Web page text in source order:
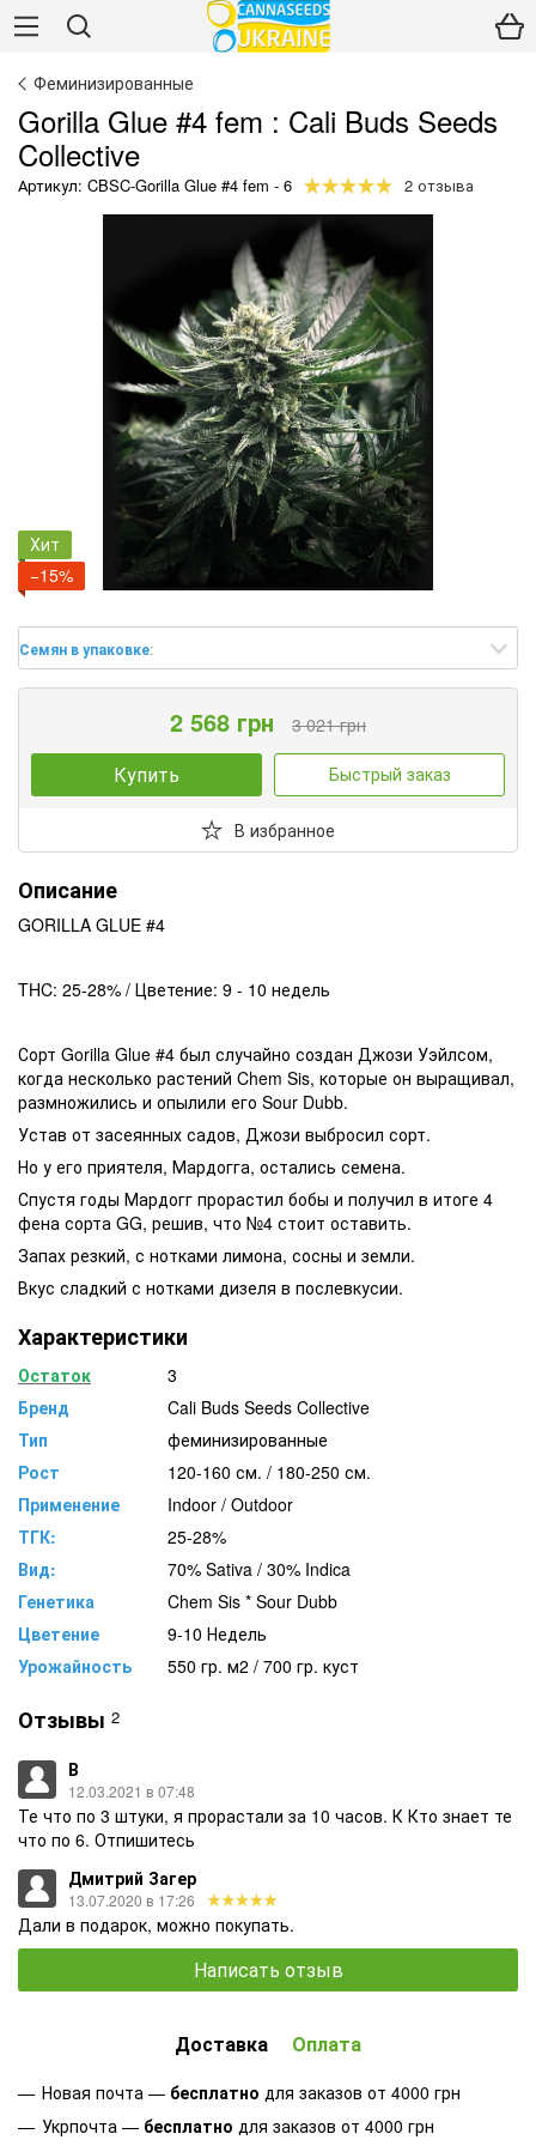
Феминизированные
Gorilla Glue #4 fem : Cali Buds Seeds
Collective
Артикул: CBSC-Gorilla Glue #4 fem - 6 2 отзыва
Хит
−15%
Семян в упаковке:
2 568 грн 3 021 грн
Купить Быстрый заказ
В избранное
Описание
GORILLA GLUE #4
THC: 25-28% / Цветение: 9 - 10 недель
Сорт Gorilla Glue #4 был случайно создан Джози Уэйлсом,
когда несколько растений Chem Sis, которые он выращивал,
размножились и опылили его Sour Dubb.
Устав от засеянных садов, Джози выбросил сорт.
Но у его приятеля, Мардогга, остались семена.
Спустя годы Мардогг прорастил бобы и получил в итоге 4
фена сорта GG, решив, что №4 стоит оставить.
Запах резкий, с нотками лимона, сосны и земли.
Вкус сладкий с нотками дизеля в послевкусии.
Характеристики
Остаток
3
Бренд
Cali Buds Seeds Collective
Тип
феминизированные
Рост
120-160 см. / 180-250 см.
Применение
Indoor / Outdoor
ТГК:
25-28%
Вид:
70% Sativa / 30% Indica
Генетика
Chem Sis * Sour Dubb
Цветение
9-10 Недель
Урожайность
550 гр. м2 / 700 гр. куст
Отзывы 2
В
12.03.2021 в 07:48
Те что по 3 штуки, я прорастали за 10 часов. К Кто знает те
что по 6. Отпишитесь
Дмитрий Загер
13.07.2020 в 17:26
Дали в подарок, можно покупать.
Написать отзыв
Доставка Оплата
Новая почта — бесплатно для заказов от 4000 грн
Укрпочта — бесплатно для заказов от 4000 грн